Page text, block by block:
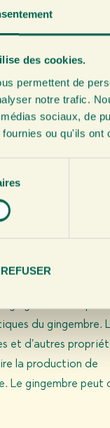
des cookies.
permettent de
notre trafic.
sociaux, de
ou qu'ils
REFUSER
immunitaire fort
il vous permet de
pour un
une vigilance
contre
qui sévit
inflammatoires
et maladies
du gingembre.
et d’autres
la production de
Le gingembre peut